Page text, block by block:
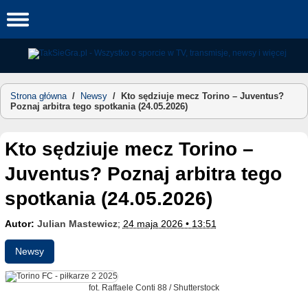
to
Strona główna/ Newsy /
Kto sędziuje mecz Torino – Juventus?
Poznaj arbitra tego spotkania (24.05.2026)
Kto sędziuje mecz Torino –
Juventus? Poznaj arbitra tego
spotkania (24.05.2026)
Autor: Julian Mastewicz; 24 maja 2026 • 13:51
Newsy
fot. Raffaele Conti 88 / Shutterstock